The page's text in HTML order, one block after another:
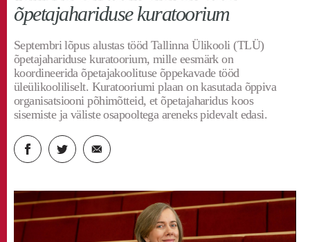
õpetajahariduse kuratoorium
Septembri lõpus alustas tööd Tallinna Ülikooli (TLÜ)
õpetajahariduse kuratoorium, mille eesmärk on
koordineerida õpetajakoolituse õppekavade tööd
üleülikooliliselt. Kuratooriumi plaan on kasutada õppiva
organisatsiooni põhimõtteid, et õpetajaharidus koos
sisemiste ja väliste osapooltega areneks pidevalt edasi.